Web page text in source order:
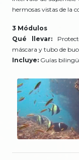
hermosas vistas de la
3 Módulos
Qué llevar:
máscara y tubo de
Incluye: Guías